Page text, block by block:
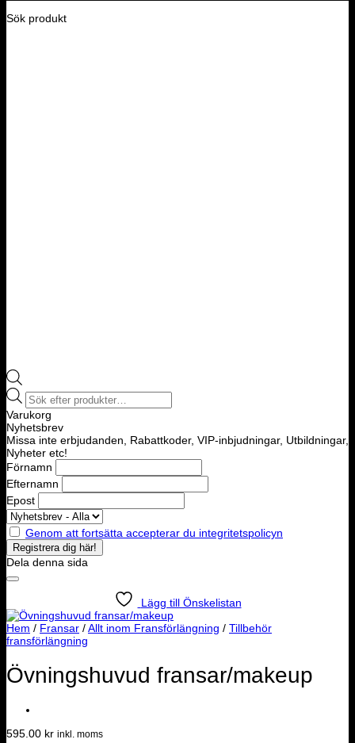
Sök produkt
Products
search
Varukorg
Nyhetsbrev
Missa inte erbjudanden, Rabattkoder, VIP-inbjudningar, Utbildningar,
Nyheter etc!
Förnamn
Efternamn
Epost
Genom att fortsätta accepterar du integritetspolicyn
Dela denna sida
Lägg till Önskelistan
Hem / Fransar /Allt inom Fransförlängning / Tillbehör
fransförlängning
Övningshuvud fransar/makeup
595.00 kr inkl. moms